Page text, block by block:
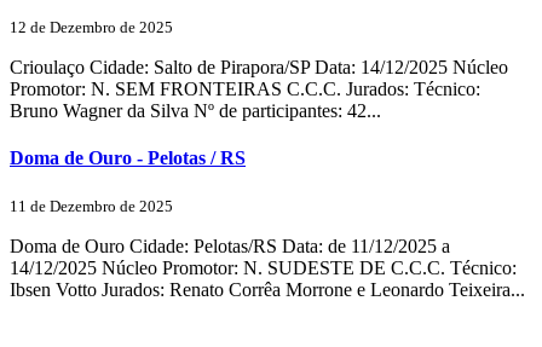
12 de Dezembro de 2025
Crioulaço Cidade: Salto de Pirapora/SP Data: 14/12/2025 Núcleo
Promotor: N. SEM FRONTEIRAS C.C.C. Jurados: Técnico:
Bruno Wagner da Silva Nº de participantes: 42...
Doma de Ouro - Pelotas / RS
11 de Dezembro de 2025
Doma de Ouro Cidade: Pelotas/RS Data: de 11/12/2025 a
14/12/2025 Núcleo Promotor: N. SUDESTE DE C.C.C. Técnico:
Ibsen Votto Jurados: Renato Corrêa Morrone e Leonardo Teixeira...